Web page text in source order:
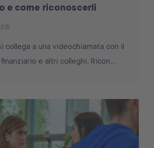
e come riconoscerli
collega a una videochiamata con il
e altri colleghi. Ricon...